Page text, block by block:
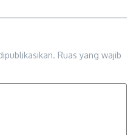
Ruas yang wajib